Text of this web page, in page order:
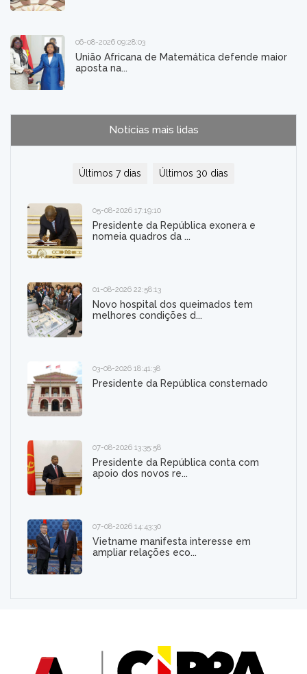
06-08-2026 09:28:03
União Africana de Matemática defende maior
aposta na...
Notícias mais lidas
Últimos 7 dias Últimos 30 dias
05-08-2026 17:19:10
Presidente da República exonera e
nomeia quadros da ...
01-08-2026 22:58:13
Novo hospital dos queimados tem
melhores condições d...
03-08-2026 18:41:38
Presidente da República consternado
07-08-2026 13:35:58
Presidente da República conta com
apoio dos novos re...
07-08-2026 14:43:30
Vietname manifesta interesse em
ampliar relações eco...